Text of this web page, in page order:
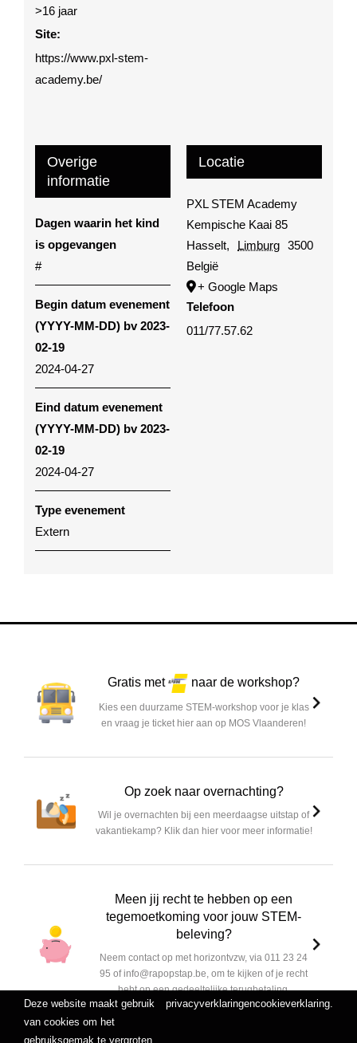
>16 jaar
Site:
https://www.pxl-stem-
academy.be/
Locatie
PXL STEM Academy
Kempische Kaai 85
Hasselt, Limburg 3500
België
+ Google Maps
Telefoon
011/77.57.62
Overige
informatie
Dagen waarin het kind
is opgevangen
#
Begin datum evenement
(YYYY-MM-DD) bv 2023-
02-19
2024-04-27
Eind datum evenement
(YYYY-MM-DD) bv 2023-
02-19
2024-04-27
Type evenement
Extern
Gratis met naar de workshop?
Kies een duurzame STEM-workshop voor je klas
en vraag je ticket hier aan op MOS Vlaanderen!
Op zoek naar overnachting?
Wil je overnachten bij een meerdaagse uitstap of
vakantiekamp? Klik dan hier voor meer informatie!
Meen jij recht te hebben op een
tegemoetkoming voor jouw STEM-
beleving?
Neem contact op met horizontvzw, via 011 23 24
95 of info@rapopstap.be, om te kijken of je recht
hebt op een gedeeltelijke terugbetaling.
Deze website maakt gebruik
van cookies om het
gebruiksgemak te vergroten.
privacyverklaringencookieverklaring.